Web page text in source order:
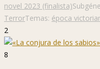
novel 2023 (finalista)
TerrorTemas: época
2
8